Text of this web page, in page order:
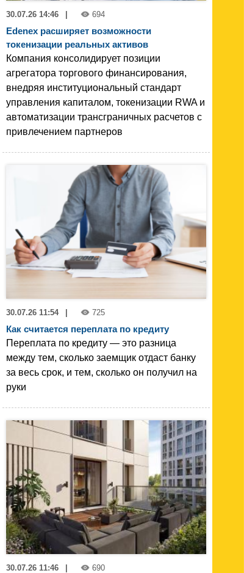
30.07.26 14:46 694
Edenex расширяет возможности
токенизации реальных активов
Компания консолидирует позиции
агрегатора торгового финансирования,
внедряя институциональный стандарт
управления капиталом, токенизации RWA и
автоматизации трансграничных расчетов с
привлечением партнеров
30.07.26 11:54 725
Как считается переплата по кредиту
Переплата по кредиту — это разница
между тем, сколько заемщик отдаст банку
за весь срок, и тем, сколько он получил на
руки
30.07.26 11:46 | 690